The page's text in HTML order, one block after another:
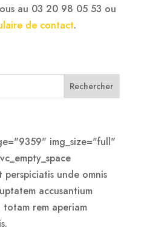
au 03 20 98 05 53 ou
de contact.
img_size="full"
unde omnis
accusantium
rem aperiam